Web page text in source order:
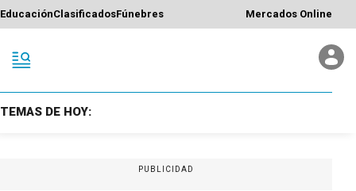
EducaciónClasificadosFúnebres Mercados Online
TEMAS DE HOY:
PUBLICIDAD